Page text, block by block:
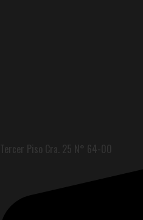
Tercer Piso Cra. 25 N° 64-00